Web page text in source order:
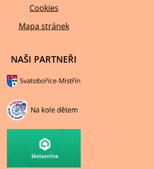
Cookies
Mapa stránek
NAŠI PARTNEŘI